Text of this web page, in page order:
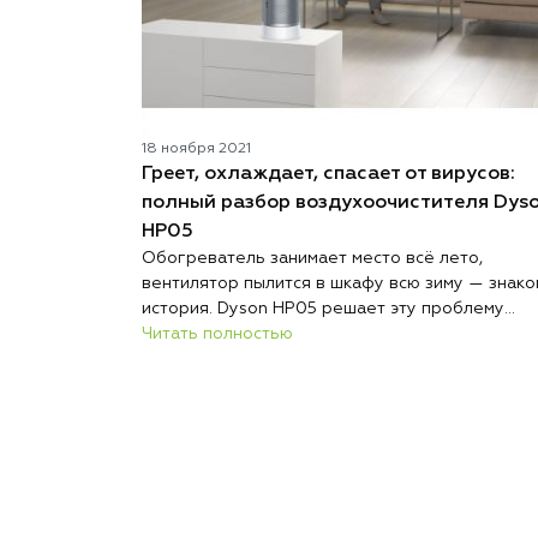
18 ноября 2021
Греет, охлаждает, спасает от вирусов:
полный разбор воздухоочистителя
HP05
Обогреватель занимает место всё лето,
вентилятор пылится в шкафу всю зиму —
история. Dyson HP05 решает эту проблему
радикально: один компактный прибор круглый
Читать полностью